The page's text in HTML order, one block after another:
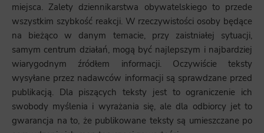
miejsca. Zalety dziennikarstwa obywatelskiego to przede
wszystkim szybkość reakcji. W rzeczywistości osoby będące
na bieżąco w danym temacie, przy zaistniałej sytuacji,
samym centrum działań, mogą być najlepszym i najbardziej
wiarygodnym źródłem informacji. Oczywiście teksty
wysyłane przez nadawców informacji są sprawdzane przed
publikacją. Dla piszących teksty jest to ograniczenie ich
swobody myślenia i wyrażania się, ale dla odbiorcy jet to
gwarancja na to, że publikowane teksty są umieszczane po